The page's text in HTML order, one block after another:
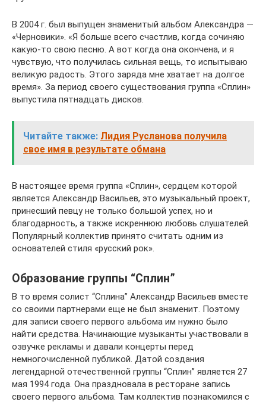
В 2004 г. был выпущен знаменитый альбом Александра —
«Черновики». «Я больше всего счастлив, когда сочиняю
какую-то свою песню. А вот когда она окончена, и я
чувствую, что получилась сильная вещь, то испытываю
великую радость. Этого заряда мне хватает на долгое
время». За период своего существования группа «Сплин»
выпустила пятнадцать дисков.
Читайте также: Лидия Русланова получила
свое имя в результате обмана
В настоящее время группа «Сплин», сердцем которой
является Александр Васильев, это музыкальный проект,
принесший певцу не только большой успех, но и
благодарность, а также искреннюю любовь слушателей.
Популярный коллектив принято считать одним из
основателей стиля «русский рок».
Образование группы “Сплин”
В то время солист “Сплина” Александр Васильев вместе
со своими партнерами еще не был знаменит. Поэтому
для записи своего первого альбома им нужно было
найти средства. Начинающие музыканты участвовали в
озвучке рекламы и давали концерты перед
немногочисленной публикой. Датой создания
легендарной отечественной группы “Сплин” является 27
мая 1994 года. Она праздновала в ресторане запись
своего первого альбома. Там коллектив познакомился с